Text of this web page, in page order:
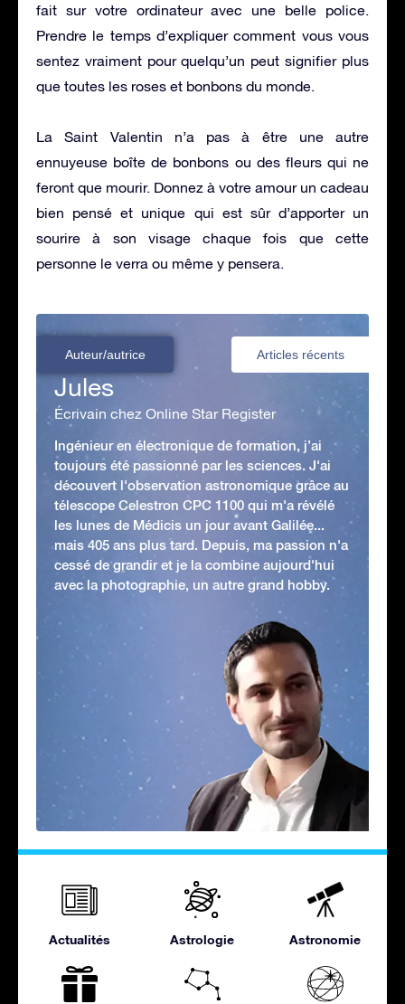
fait sur votre ordinateur avec une belle police.
Prendre le temps d’expliquer comment vous vous
sentez vraiment pour quelqu’un peut signifier plus
que toutes les roses et bonbons du monde.
La Saint Valentin n’a pas à être une autre
ennuyeuse boîte de bonbons ou des fleurs qui ne
feront que mourir. Donnez à votre amour un cadeau
bien pensé et unique qui est sûr d’apporter un
sourire à son visage chaque fois que cette
personne le verra ou même y pensera.
Auteur/autrice Articles récents
Jules
Écrivain chez Online Star Register
Ingénieur en électronique de formation, j’ai
toujours été passionné par les sciences. J'ai
découvert l'observation astronomique grâce au
télescope Celestron CPC 1100 qui m'a révélé
les lunes de Médicis un jour avant Galilée...
mais 405 ans plus tard. Depuis, ma passion n'a
cessé de grandir et je la combine aujourd'hui
avec la photographie, un autre grand hobby.
Actualités Astrologie Astronomie